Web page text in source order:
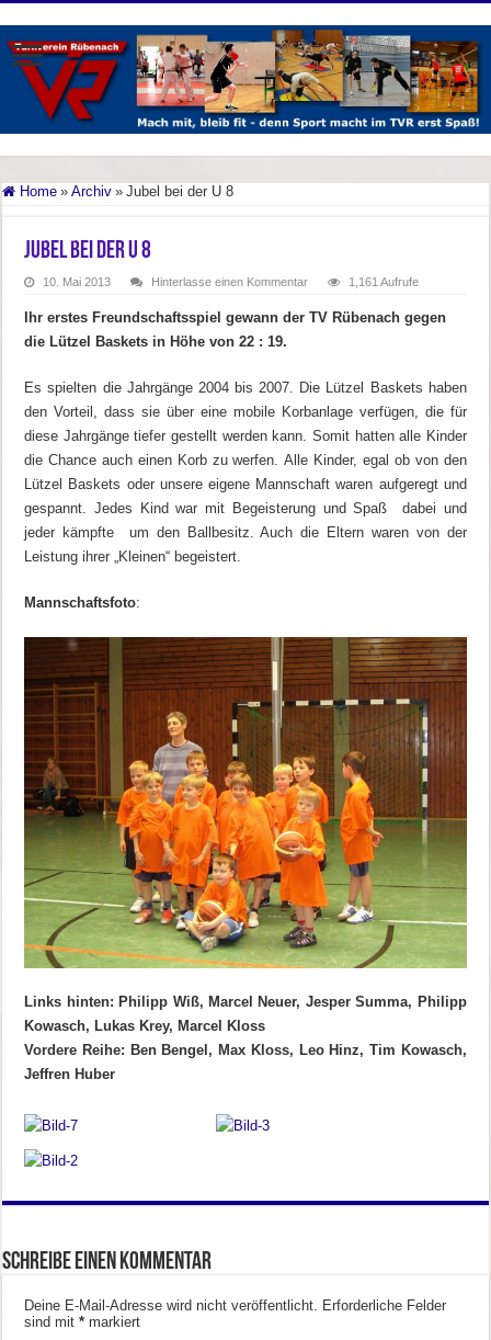
Home » Archiv » Jubel bei der U 8
Jubel bei der U 8
10. Mai 2013 Hinterlasse einen Kommentar 1,161 Aufrufe
Ihr erstes Freundschaftsspiel gewann der TV Rübenach gegen
die Lützel Baskets in Höhe von 22 : 19.
Es spielten die Jahrgänge 2004 bis 2007. Die Lützel Baskets haben
den Vorteil, dass sie über eine mobile Korbanlage verfügen, die für
diese Jahrgänge tiefer gestellt werden kann. Somit hatten alle Kinder
die Chance auch einen Korb zu werfen. Alle Kinder, egal ob von den
Lützel Baskets oder unsere eigene Mannschaft waren aufgeregt und
gespannt. Jedes Kind war mit Begeisterung und Spaß dabei und
jeder kämpfte um den Ballbesitz. Auch die Eltern waren von der
Leistung ihrer „Kleinen“ begeistert.
Mannschaftsfoto:
Links hinten: Philipp Wiß, Marcel Neuer, Jesper Summa, Philipp
Kowasch, Lukas Krey, Marcel Kloss
Vordere Reihe: Ben Bengel, Max Kloss, Leo Hinz, Tim Kowasch,
Jeffren Huber
Schreibe einen Kommentar
Deine E-Mail-Adresse wird nicht veröffentlicht. Erforderliche Felder
sind mit* markiert